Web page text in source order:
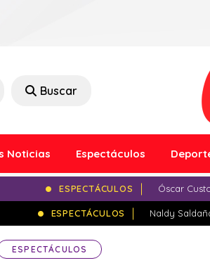
Buscar
Noticias Espectáculos
ESPECTÁCULOS Óscar
ESPECTÁCULOS Naldy
ESPECTÁCULOS